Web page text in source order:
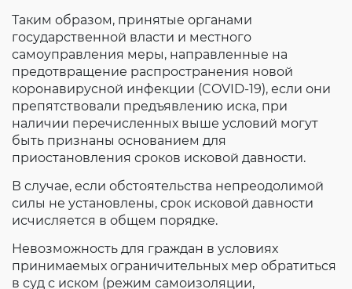
Таким образом, принятые органами
государственной власти и местного
самоуправления меры, направленные на
предотвращение распространения новой
коронавирусной инфекции (COVID-19), если они
препятствовали предъявлению иска, при
наличии перечисленных выше условий могут
быть признаны основанием для
приостановления сроков исковой давности.
В случае, если обстоятельства непреодолимой
силы не установлены, срок исковой давности
исчисляется в общем порядке.
Невозможность для граждан в условиях
принимаемых ограничительных мер обратиться
в суд с иском (режим самоизоляции,